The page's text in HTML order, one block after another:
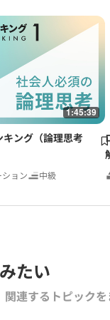
書、共訳書がある。
や企業研修において経営
、自社課題（アクションラ
のナレッジライブラリ「
ともに、さまざまなテー
1:45:39
ング（論理思考
ョン 中級
たい
連するトピック